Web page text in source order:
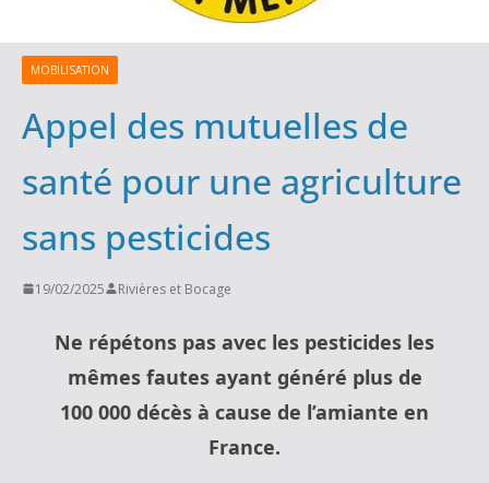
MOBILISATION
Appel des mutuelles de
santé pour une agriculture
sans pesticides
19/02/2025 Rivières et Bocage
Ne répétons pas avec les pesticides les
mêmes fautes ayant généré plus de
100 000 décès à cause de l’amiante en
France.